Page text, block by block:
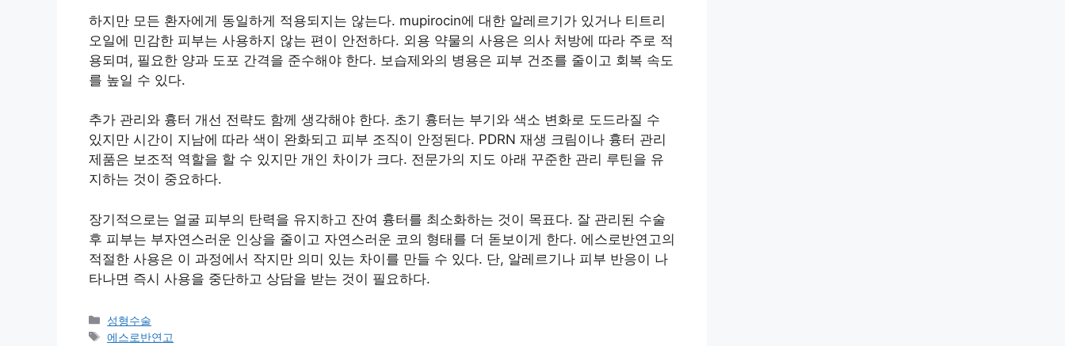
하지만 모든 환자에게 동일하게 적용되지는 않는다. mupirocin에 대한 알레르기가 있거나 티트리
오일에 민감한 피부는 사용하지 않는 편이 안전하다. 외용 약물의 사용은 의사 처방에 따라 주로 적
용되며, 필요한 양과 도포 간격을 준수해야 한다. 보습제와의 병용은 피부 건조를 줄이고 회복 속도
를 높일 수 있다.
추가 관리와 흉터 개선 전략도 함께 생각해야 한다. 초기 흉터는 부기와 색소 변화로 도드라질 수
있지만 시간이 지남에 따라 색이 완화되고 피부 조직이 안정된다. PDRN 재생 크림이나 흉터 관리
제품은 보조적 역할을 할 수 있지만 개인 차이가 크다. 전문가의 지도 아래 꾸준한 관리 루틴을 유
지하는 것이 중요하다.
장기적으로는 얼굴 피부의 탄력을 유지하고 잔여 흉터를 최소화하는 것이 목표다. 잘 관리된 수술
후 피부는 부자연스러운 인상을 줄이고 자연스러운 코의 형태를 더 돋보이게 한다. 에스로반연고의
적절한 사용은 이 과정에서 작지만 의미 있는 차이를 만들 수 있다. 단, 알레르기나 피부 반응이 나
타나면 즉시 사용을 중단하고 상담을 받는 것이 필요하다.
카
테
성형수술
태
에스로반연고